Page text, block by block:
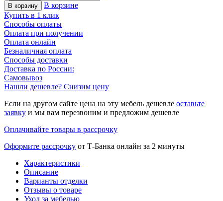
В корзину
В корзине
Купить в 1 клик
Способы оплаты
Оплата при получении
Оплата онлайн
Безналичная оплата
Способы доставки
Доставка по России:
Самовывоз
Нашли дешевле? Снизим цену
Если на другом сайте цена на эту мебель дешевле оставьте
заявку и мы вам перезвоним и предложим дешевле
Оплачивайте товары в рассрочку
Оформите рассрочку от Т-Банка онлайн за 2 минуты
Характеристики
Описание
Варианты отделки
Отзывы о товаре
Уход за мебелью